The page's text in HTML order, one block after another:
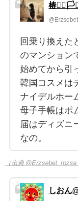
椿
回乗り換えた
のマンション
始めてから引
韓国コスメは
ナイデルホー
母子手帳はポ
届はディズニ
なの。
（出典
しおん